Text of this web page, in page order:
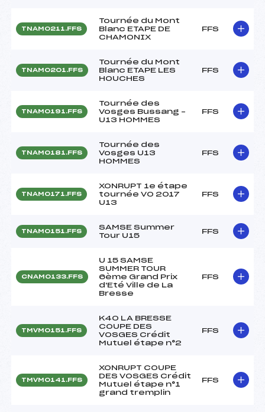
TNAM0211.FFS
Tournée du Mont
Blanc ETAPE DE
CHAMONIX
FFS
TNAM0201.FFS
Tournée du Mont
Blanc ETAPE LES
HOUCHES
FFS
TNAM0191.FFS
Tournée des
Vosges Bussang –
U13 HOMMES
FFS
TNAM0181.FFS
Tournée des
Vosges U13
HOMMES
FFS
TNAM0171.FFS
XONRUPT 1e étape
tournée VO 2017
U13
FFS
TNAM0151.FFS
SAMSE Summer
Tour U15
FFS
CNAM0133.FFS
U 15 SAMSE
SUMMER TOUR
6ème Grand Prix
d'Eté Ville de La
Bresse
FFS
TMVM0151.FFS
K40 LA BRESSE
COUPE DES
VOSGES Crédit
Mutuel étape n°2
FFS
TMVM0141.FFS
XONRUPT COUPE
DES VOSGES Crédit
Mutuel étape n°1
grand tremplin
FFS